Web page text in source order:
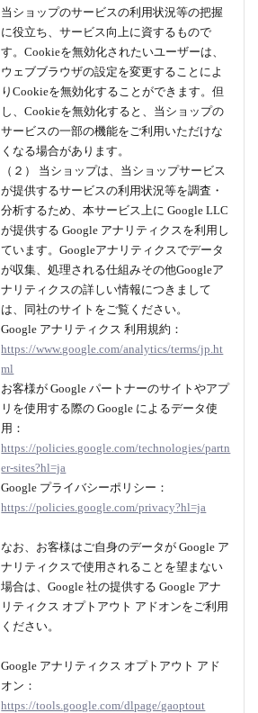
当ショップのサービスの利用状況等の把握
に役立ち、サービス向上に資するもので
す。Cookieを無効化されたいユーザーは、
ウェブブラウザの設定を変更することによ
りCookieを無効化することができます。但
し、Cookieを無効化すると、当ショップの
サービスの一部の機能をご利用いただけな
くなる場合があります。
（２） 当ショップは、当ショップサービス
が提供するサービスの利用状況等を調査・
分析するため、本サービス上に Google LLC
が提供する Google アナリティクスを利用し
ています。Googleアナリティクスでデータ
が収集、処理される仕組みその他Googleア
ナリティクスの詳しい情報につきまして
は、同社のサイトをご覧ください。
Google アナリティクス 利用規約：
https://www.google.com/analytics/terms/jp.ht
ml
お客様が Google パートナーのサイトやアプ
リを使用する際の Google によるデータ使
用：
https://policies.google.com/technologies/partn
er-sites?hl=ja
Google プライバシーポリシー：
https://policies.google.com/privacy?hl=ja
なお、お客様はご自身のデータが Google ア
ナリティクスで使用されることを望まない
場合は、Google 社の提供する Google アナ
リティクス オプトアウト アドオンをご利用
ください。
Google アナリティクス オプトアウト アド
オン：
https://tools.google.com/dlpage/gaoptout